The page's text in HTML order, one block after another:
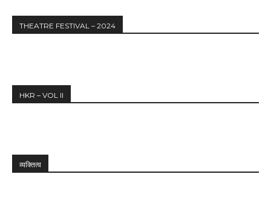
THEATRE FESTIVAL – 2024
HKR – VOL II
व्यक्तित्व